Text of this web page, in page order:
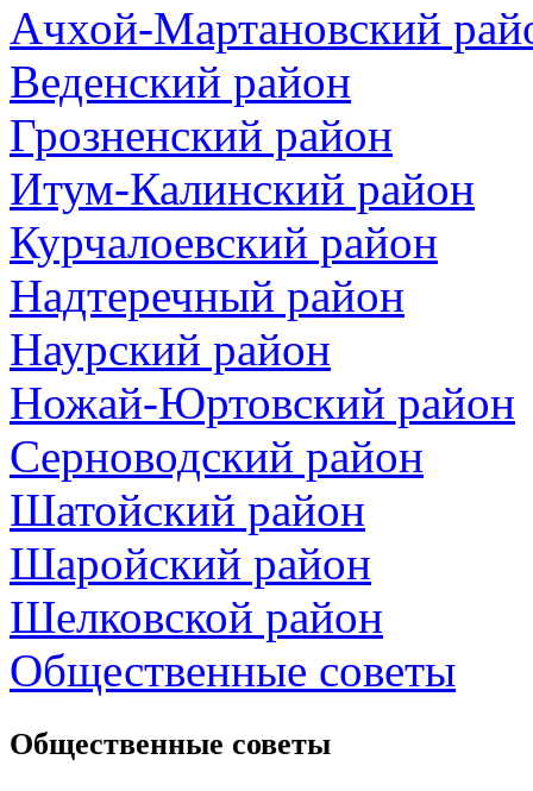
Ачхой-Мартановский
Веденский район
Грозненский район
Итум-Калинский район
Курчалоевский район
Надтеречный район
Наурский район
Ножай-Юртовский район
Серноводский район
Шатойский район
Шаройский район
Шелковской район
Общественные советы
Общественные советы